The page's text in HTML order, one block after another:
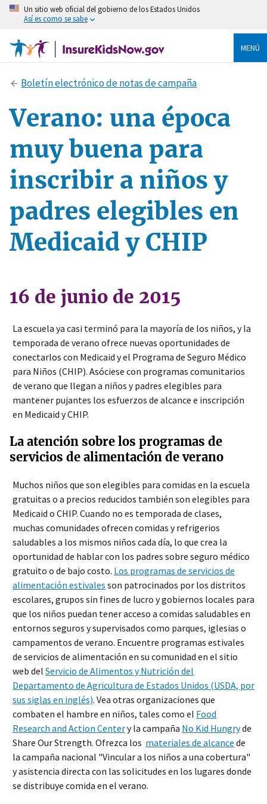
Un sitio web oficial del gobierno de los Estados Unidos
Así es como se sabe
MENÚ
Boletín electrónico de notas de campaña
Verano: una época
muy buena para
inscribir a niños y
padres elegibles en
Medicaid y CHIP
16 de junio de 2015
La escuela ya casi terminó para la mayoría de los niños, y la
temporada de verano ofrece nuevas oportunidades de
conectarlos con Medicaid y el Programa de Seguro Médico
para Niños (CHIP). Asóciese con programas comunitarios
de verano que llegan a niños y padres elegibles para
mantener pujantes los esfuerzos de alcance e inscripción
en Medicaid y CHIP.
La atención sobre los programas de
servicios de alimentación de verano
Muchos niños que son elegibles para comidas en la escuela
gratuitas o a precios reducidos también son elegibles para
Medicaid o CHIP. Cuando no es temporada de clases,
muchas comunidades ofrecen comidas y refrigerios
saludables a los mismos niños cada día, lo que crea la
oportunidad de hablar con los padres sobre seguro médico
gratuito o de bajo costo. Los programas de servicios de
alimentación estivales son patrocinados por los distritos
escolares, grupos sin fines de lucro y gobiernos locales para
que los niños puedan tener acceso a comidas saludables en
entornos seguros y supervisados como parques, iglesias o
campamentos de verano. Encuentre programas estivales
de servicios de alimentación en su comunidad en el sitio
web del Servicio de Alimentos y Nutrición del
Departamento de Agricultura de Estados Unidos (USDA, por
sus siglas en inglés). Vea otras organizaciones que
combaten el hambre en niños, tales como el Food
Research and Action Centery la campaña No Kid Hungryde
Share Our Strength. Ofrezca los materiales de alcance de
la campaña nacional "Vincular a los niños a una cobertura"
y asistencia directa con las solicitudes en los lugares donde
se distribuye comida en el verano.